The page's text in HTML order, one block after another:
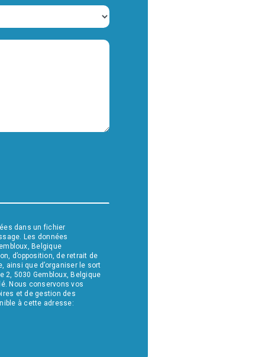
dans un fichier
Les données
Belgique
d’opposition, de retrait de
ainsi que d’organiser le sort
2, 5030 Gembloux, Belgique
Nous conservons vos
et de gestion des
à cette adresse: